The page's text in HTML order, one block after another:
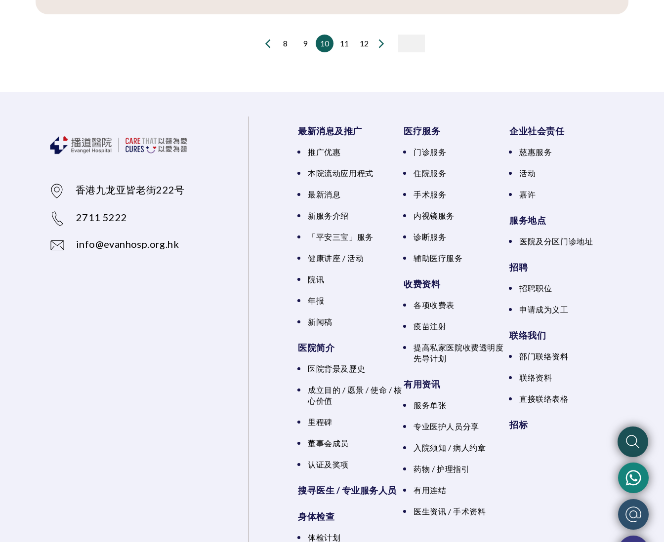
8 9 10 11 12
香港九龙亚皆老街222号
2711 5222
info@evanhosp.org.hk
最新消息及推广
推广优惠
本院流动应用程式
最新消息
新服务介绍
「平安三宝」服务
健康讲座 / 活动
院讯
年报
新闻稿
医院简介
医院背景及歷史
成立目的 / 愿景 / 使命 / 核
心价值
里程碑
董事会成员
认证及奖项
搜寻医生 / 专业服务人员
身体检查
体检计划
医疗服务
门诊服务
住院服务
手术服务
内视镜服务
诊断服务
辅助医疗服务
收费资料
各项收费表
疫苗注射
提高私家医院收费透明度
先导计划
有用资讯
服务单张
专业医护人员分享
入院须知 / 病人约章
药物 / 护理指引
有用连结
医生资讯 / 手术资料
企业社会责任
慈惠服务
活动
嘉许
服务地点
医院及分区门诊地址
招聘
招聘职位
申请成为义工
联络我们
部门联络资料
联络资料
直接联络表格
招标